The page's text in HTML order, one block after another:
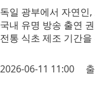
독일 광부에서 자연인,
국내 유명 방송 출연
전통 식초 제조 기간
2026-06-11 11:00